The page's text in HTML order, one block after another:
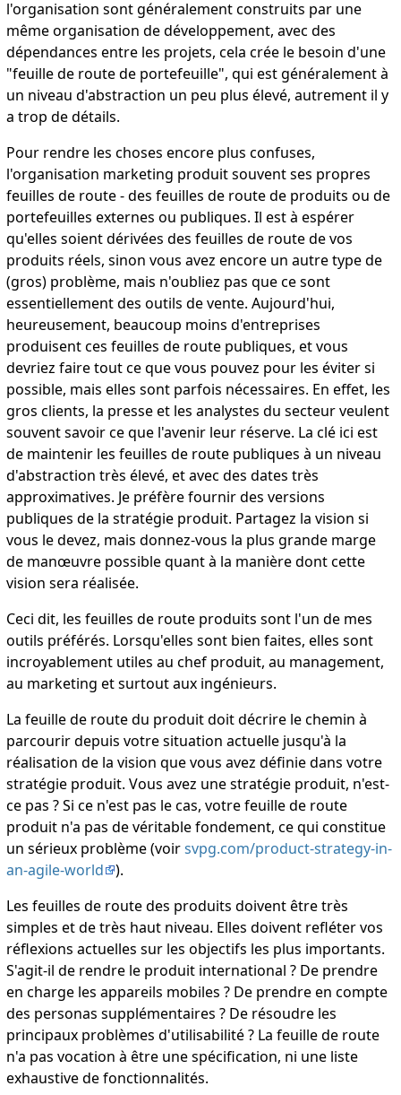
l'organisation sont généralement construits par une
même organisation de développement, avec des
dépendances entre les projets, cela crée le besoin d'une
"feuille de route de portefeuille", qui est généralement à
un niveau d'abstraction un peu plus élevé, autrement il y
a trop de détails.
Pour rendre les choses encore plus confuses,
l'organisation marketing produit souvent ses propres
feuilles de route - des feuilles de route de produits ou de
portefeuilles externes ou publiques. Il est à espérer
qu'elles soient dérivées des feuilles de route de vos
produits réels, sinon vous avez encore un autre type de
(gros) problème, mais n'oubliez pas que ce sont
essentiellement des outils de vente. Aujourd'hui,
heureusement, beaucoup moins d'entreprises
produisent ces feuilles de route publiques, et vous
devriez faire tout ce que vous pouvez pour les éviter si
possible, mais elles sont parfois nécessaires. En effet, les
gros clients, la presse et les analystes du secteur veulent
souvent savoir ce que l'avenir leur réserve. La clé ici est
de maintenir les feuilles de route publiques à un niveau
d'abstraction très élevé, et avec des dates très
approximatives. Je préfère fournir des versions
publiques de la stratégie produit. Partagez la vision si
vous le devez, mais donnez-vous la plus grande marge
de manœuvre possible quant à la manière dont cette
vision sera réalisée.
Ceci dit, les feuilles de route produits sont l'un de mes
outils préférés. Lorsqu'elles sont bien faites, elles sont
incroyablement utiles au chef produit, au management,
au marketing et surtout aux ingénieurs.
La feuille de route du produit doit décrire le chemin à
parcourir depuis votre situation actuelle jusqu'à la
réalisation de la vision que vous avez définie dans votre
stratégie produit. Vous avez une stratégie produit, n'est-
ce pas ? Si ce n'est pas le cas, votre feuille de route
produit n'a pas de véritable fondement, ce qui constitue
un sérieux problème (voirsvpg.com/product-strategy-in-
an-agile-world
).
Les feuilles de route des produits doivent être très
simples et de très haut niveau. Elles doivent refléter vos
réflexions actuelles sur les objectifs les plus importants.
S'agit-il de rendre le produit international ? De prendre
en charge les appareils mobiles ? De prendre en compte
des personas supplémentaires ? De résoudre les
principaux problèmes d'utilisabilité ? La feuille de route
n'a pas vocation à être une spécification, ni une liste
exhaustive de fonctionnalités.